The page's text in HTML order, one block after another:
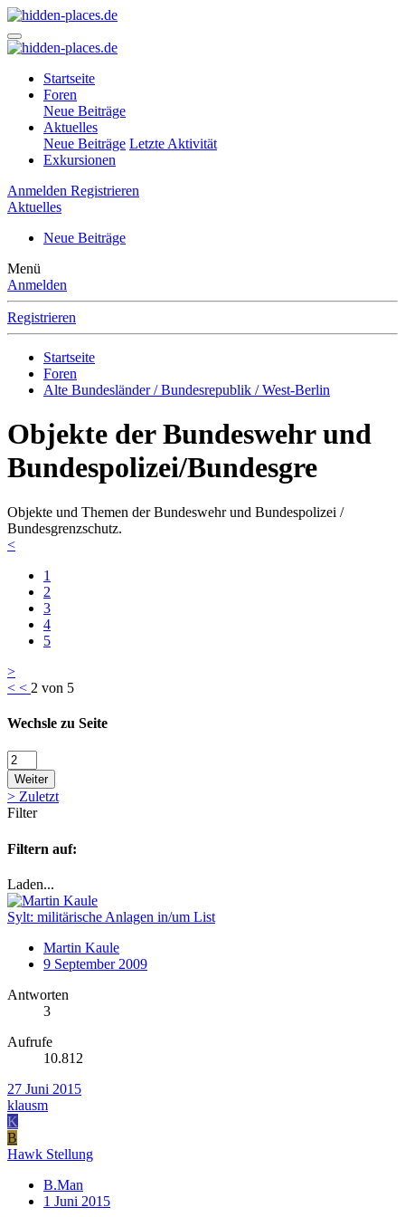
Startseite
Foren
Neue Beiträge
Aktuelles
Neue Beiträge Letzte Aktivität
Exkursionen
Anmelden Registrieren
Aktuelles
Neue Beiträge
Menü
Anmelden
Registrieren
Startseite
Foren
Alte Bundesländer / Bundesrepublik / West-Berlin
Objekte der Bundeswehr und
Bundespolizei/Bundesgre
Objekte und Themen der Bundeswehr und Bundespolizei /
Bundesgrenzschutz.
<
1
2
3
4
5
>
< < 2 von 5
Wechsle zu Seite
Weiter
> Zuletzt
Filter
Filtern auf:
Laden...
Sylt: militärische Anlagen in/um List
Martin Kaule
9 September 2009
Antworten
3
Aufrufe
10.812
27 Juni 2015
klausm
K
B
Hawk Stellung
B.Man
1 Juni 2015